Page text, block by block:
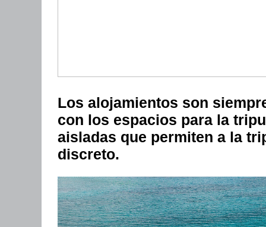
Los alojamientos son
con los espacios para la
aisladas que permiten a la
discreto.